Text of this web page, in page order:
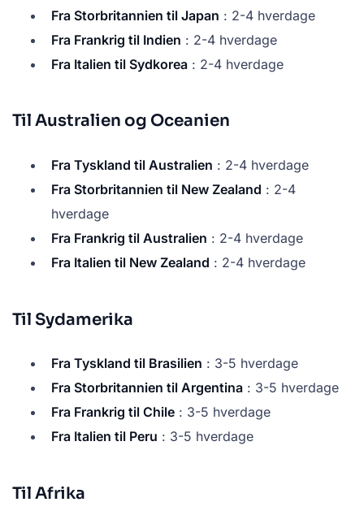
Fra Storbritannien til Japan : 2-4 hverdage
Fra Frankrig til Indien : 2-4 hverdage
Fra Italien til Sydkorea : 2-4 hverdage
Til Australien og Oceanien
Fra Tyskland til Australien : 2-4 hverdage
Fra Storbritannien til New Zealand : 2-4
hverdage
Fra Frankrig til Australien : 2-4 hverdage
Fra Italien til New Zealand : 2-4 hverdage
Til Sydamerika
Fra Tyskland til Brasilien : 3-5 hverdage
Fra Storbritannien til Argentina : 3-5 hverdage
Fra Frankrig til Chile : 3-5 hverdage
Fra Italien til Peru : 3-5 hverdage
Til Afrika